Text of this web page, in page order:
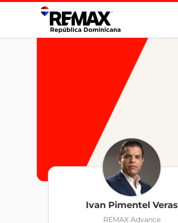
Ivan Pimentel Veras
REMAX Advance